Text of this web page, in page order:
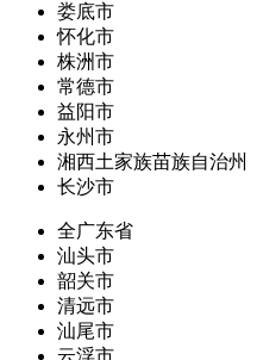
娄底市
怀化市
株洲市
常德市
益阳市
永州市
湘西土家族苗族自治州
长沙市
全广东省
汕头市
韶关市
清远市
汕尾市
云浮市